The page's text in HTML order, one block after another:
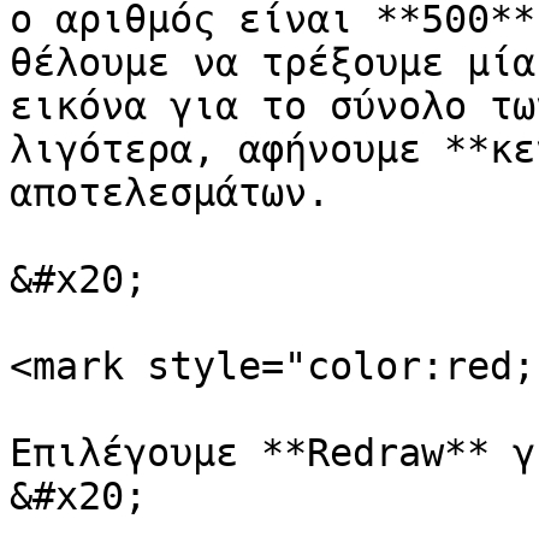
ο αριθμός είναι
θέλουμε να τρέξουμε
εικόνα για το σύνολο
λιγότερα, αφήνουμε
αποτελεσμάτων.
&#x20;
<mark
Επιλέγουμε **Redraw**
&#x20;